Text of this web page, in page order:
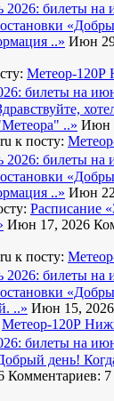
билеты на
..» Июн
Метеор-
билеты на
..» Июн
к посту:
билеты на
..» Июн
Расписание
Июн 17, 2026
к посту:
билеты на
..» Июн 15, 2026
Метеор-120Р
билеты на
день!
Комментариев: 7